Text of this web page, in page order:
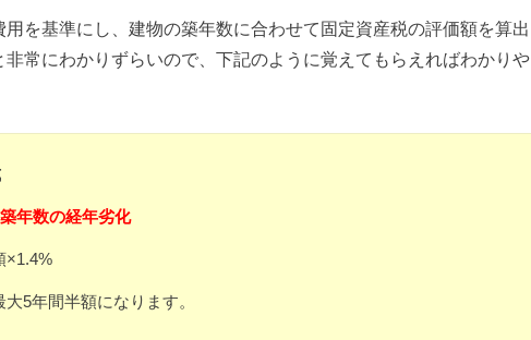
を基準にし、建物の築年数に合わせて固定資産税の評価額を算出
常にわかりずらいので、下記のように覚えてもらえればわかりや
年数の経年劣化
×1.4%
5年間半額になります。